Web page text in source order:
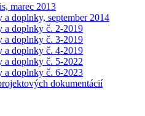
marec 2013
a doplnky, september 2014
a doplnky č. 2-2019
a doplnky č. 3-2019
a doplnky č. 4-2019
a doplnky č. 5-2022
a doplnky č. 6-2023
dokumentácií